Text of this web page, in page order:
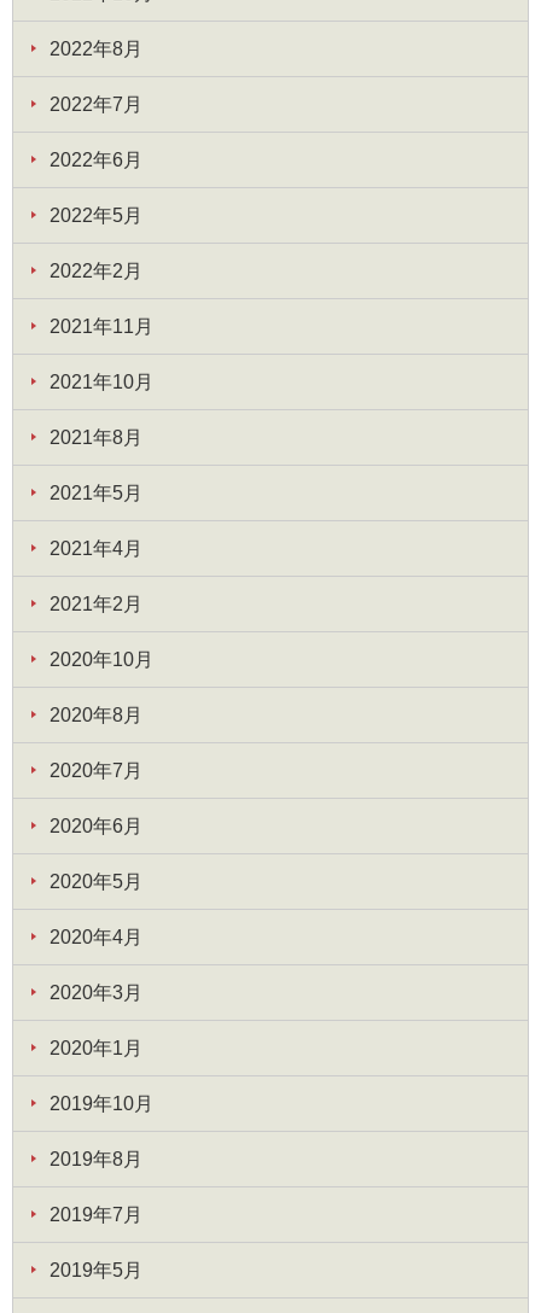
2022年8月
2022年7月
2022年6月
2022年5月
2022年2月
2021年11月
2021年10月
2021年8月
2021年5月
2021年4月
2021年2月
2020年10月
2020年8月
2020年7月
2020年6月
2020年5月
2020年4月
2020年3月
2020年1月
2019年10月
2019年8月
2019年7月
2019年5月